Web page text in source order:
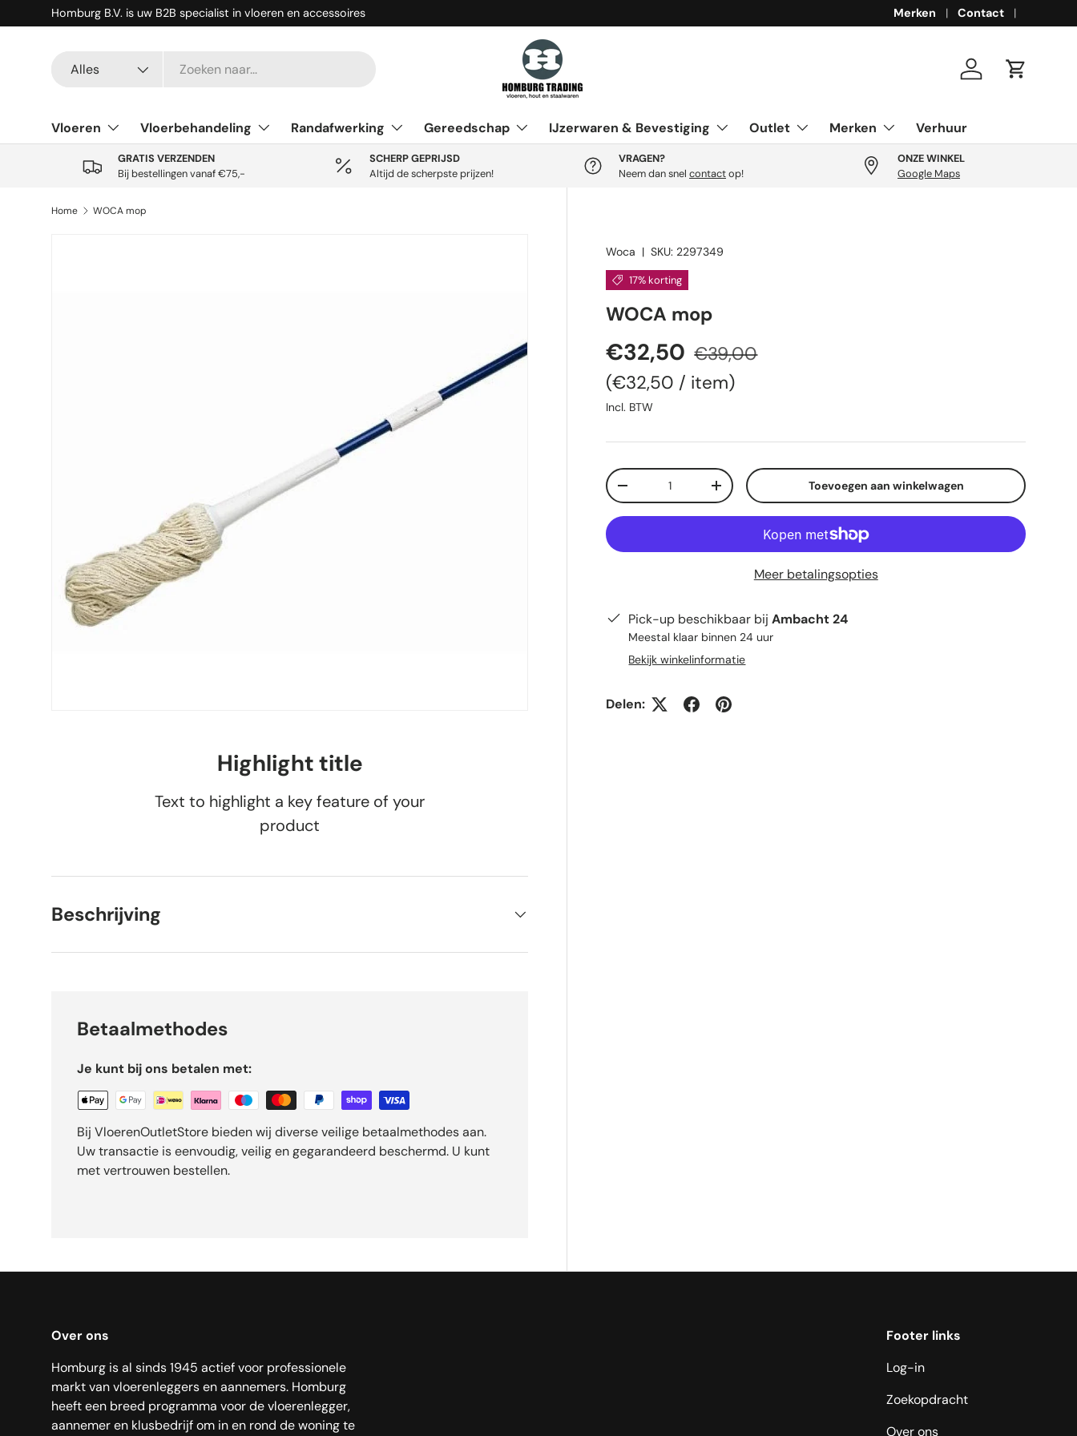
Ga naar inhoud
Homburg B.V. is uw B2B specialist in vloeren en accessoires Merken Contact
Alles Inloggen
Vloeren Vloerbehandeling Randafwerking Gereedschap IJzerwaren & Bevestiging Outlet Merken Verhuur
GRATIS VERZENDEN
Bij bestellingen vanaf €75,-
SCHERP GEPRIJSD
Altijd de scherpste prijzen!
VRAGEN?
Neem dan snel contactop!
ONZE WINKEL
Google Maps
Home WOCA mop
Woca |SKU: 2297349
17% korting
WOCA mop
Verkoopprijs
€32,50 Reguliere prijs
€39,00
Eenheid prijs
€32,50 / item
Incl. BTW
Aantal
Verlaag de hoeveelheidVerhoog de hoeveelheidToevoegen aan winkelwagen
Meer betalingsopties
Pick-up beschikbaar bijAmbacht 24
Meestal klaar binnen 24 uur
Bekijk winkelinformatie
Delen:
Highlight title
Text to highlight a key feature of your
product
Beschrijving
Betaalmethodes
Je kunt bij ons betalen met:
Bij VloerenOutletStore bieden wij diverse veilige betaalmethodes aan.
Uw transactie is eenvoudig, veilig en gegarandeerd beschermd. U kunt
met vertrouwen bestellen.
Over ons
Homburg is al sinds 1945 actief voor professionele
markt van vloerenleggers en aannemers. Homburg
heeft een breed programma voor de vloerenlegger,
aannemer en klusbedrijf om in en rond de woning te
Footer links
Log-in
Zoekopdracht
Over ons